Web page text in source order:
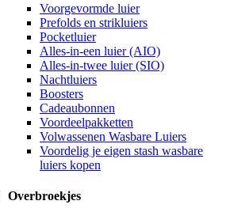
Voorgevormde luier
Prefolds en strikluiers
Pocketluier
Alles-in-een luier (AIO)
Alles-in-twee luier (SIO)
Nachtluiers
Boosters
Cadeaubonnen
Voordeelpakketten
Volwassenen Wasbare Luiers
Voordelig je eigen stash wasbare
luiers kopen
Overbroekjes